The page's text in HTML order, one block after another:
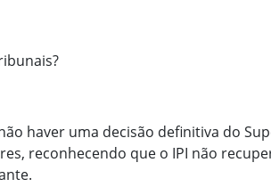
haver uma decisão definitiva do
reconhecendo que o IPI não